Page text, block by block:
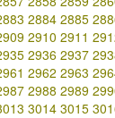
2884 2885
2910 2911
2936 2937
2962 2963
2988 2989
3014 3015